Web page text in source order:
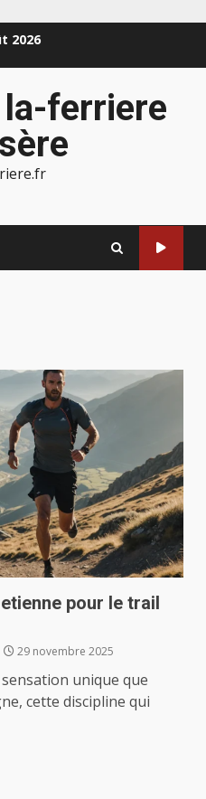
2026
ferriere
pour le trail
29 novembre 2025
unique que
cette discipline qui